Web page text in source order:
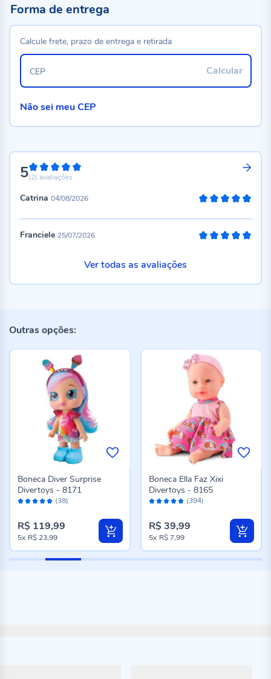
5100%
(2) avaliações
Catrina 04/08/2026
Franciele 25/07/2026
Ver todas as avaliações
Forma de entrega
Calcule frete, prazo de entrega e retirada
Calcular
CEP
Não sei meu CEP
Outras opções:
Avaliação: (38)
Boneca Diver Surprise
Divertoys - 8171
R$ 119,99
5x R$ 23,99
Avaliação: (394)
Boneca Ella Faz Xixi
Divertoys - 8165
R$ 39,99
5x R$ 7,99